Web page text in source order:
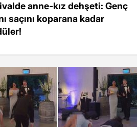
anne-kız dehşeti: Genç
saçını koparana kadar